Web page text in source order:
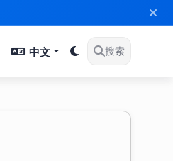
中文 搜索